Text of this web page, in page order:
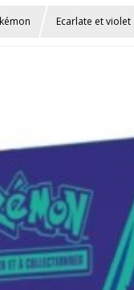
Ecarlate et violet